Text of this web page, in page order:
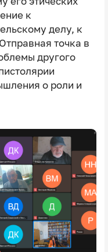
к
делу, к
точка в
другого
о роли и